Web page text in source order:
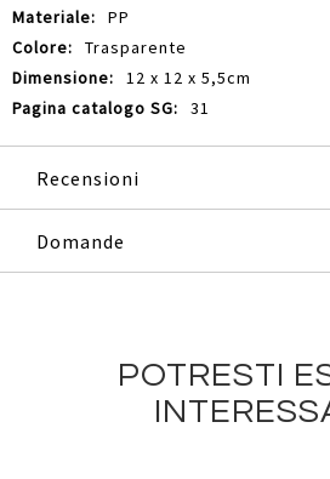
PP
Trasparente
12 x 12 x 5,5cm
31
Recensioni
Domande
POTRESTI